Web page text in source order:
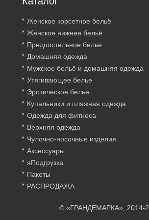
Женское корсетное бельё
Женское нижнее бельё
Предпостельное белье
Домашняя одежда
Мужское бельё и домашняя одежда
Утягивающее белье
Эротическое белье
Купальники и пляжная одежда
Одежда для фитнеса
Верхняя одежда
Чулочно-носочные изделия
Аксессуары
яПодгрузка
Пакеты
РАСПРОДАЖА
© «ГРАНДЕМАРКА», 2014-